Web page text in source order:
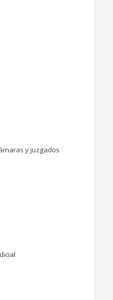
y juzgados